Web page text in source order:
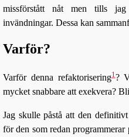
missförstått nåt men tills
invändningar. Dessa kan
Varför?
Varför denna refaktorisering1?
mycket snabbare att exekvera?
Jag skulle påstå att den
för den som redan